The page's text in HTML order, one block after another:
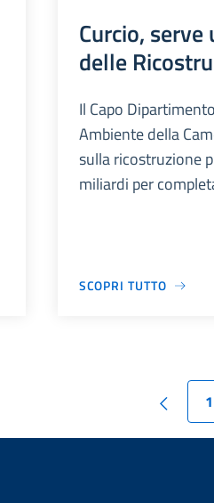
Curcio,
delle
Il Capo
Ambiente della
sulla ricostruzione
miliardi per
SCOPRI TUTTO
1